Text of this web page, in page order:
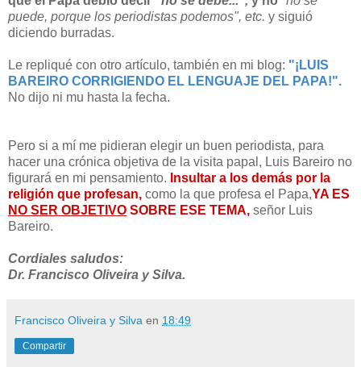
puede, porque los periodistas podemos", etc. y siguió
diciendo burradas.
Le repliqué con otro artículo, también en mi blog: "¡LUIS
BAREIRO CORRIGIENDO EL LENGUAJE DEL PAPA!".
No dijo ni mu hasta la fecha.
Pero si a mí me pidieran elegir un buen periodista, para
hacer una crónica objetiva de la visita papal, Luis Bareiro no
figurará en mi pensamiento. Insultar a los demás por la
religión que profesan, como la que profesa el Papa,YA ES
NO SER OBJETIVO SOBRE ESE TEMA, señor Luis
Bareiro.
Cordiales saludos:
Dr. Francisco Oliveira y Silva.
Francisco Oliveira y Silva en 18:49
Compartir